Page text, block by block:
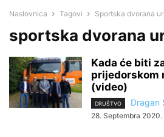
Naslovnica Tagovi Sportska dvorana
sportska dvorana
Kada će biti
prijedorskom
(video)
DRUŠTVO Dragan
28. Septembra 2020.